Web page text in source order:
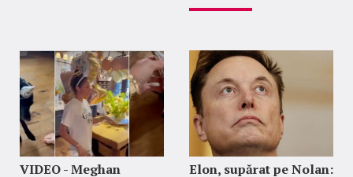
VIDEO - Meghan Elon, supărat pe Nolan: